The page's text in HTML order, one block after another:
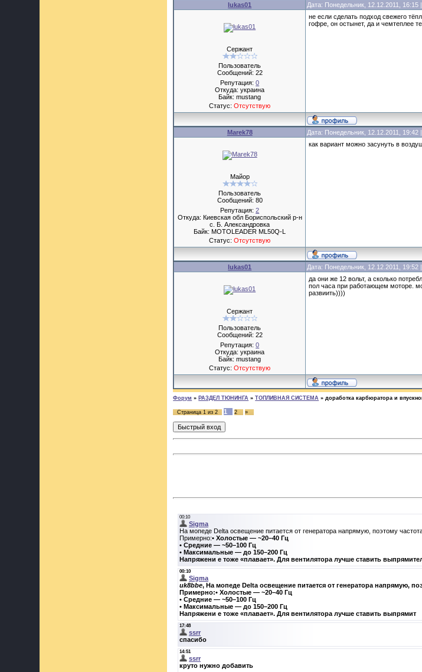
lukas01 Дата: Понедельник, 12.12.2011,
Сержант
Пользователь
Сообщений: 22
Репутация:0
Откуда: украина
Байк: mustang
Статус:Отсутствую
не если сделать подход свежего
гофре, он остынет, да и чемтеплее
Marek78 Дата: Понедельник, 12.12.2011,
Майор
Пользователь
Сообщений: 80
Репутация:2
Откуда: Киевская обл Бориспольский р-н
с. Б. Александровка
Байк: MOTOLEADER ML50Q-L
Статус:Отсутствую
как вариант можно засунуть в
lukas01 Дата: Понедельник, 12.12.2011,
Сержант
Пользователь
Сообщений: 22
Репутация:0
Откуда: украина
Байк: mustang
Статус:Отсутствую
да они же 12 вольт, а сколько
пол часа при работающем моторе.
развиить))))
Форум » РАЗДЕЛ ТЮНИНГА » ТОПЛИВНАЯ СИСТЕМА » доработка карбюратора и
Страница1 из2 1 2 »